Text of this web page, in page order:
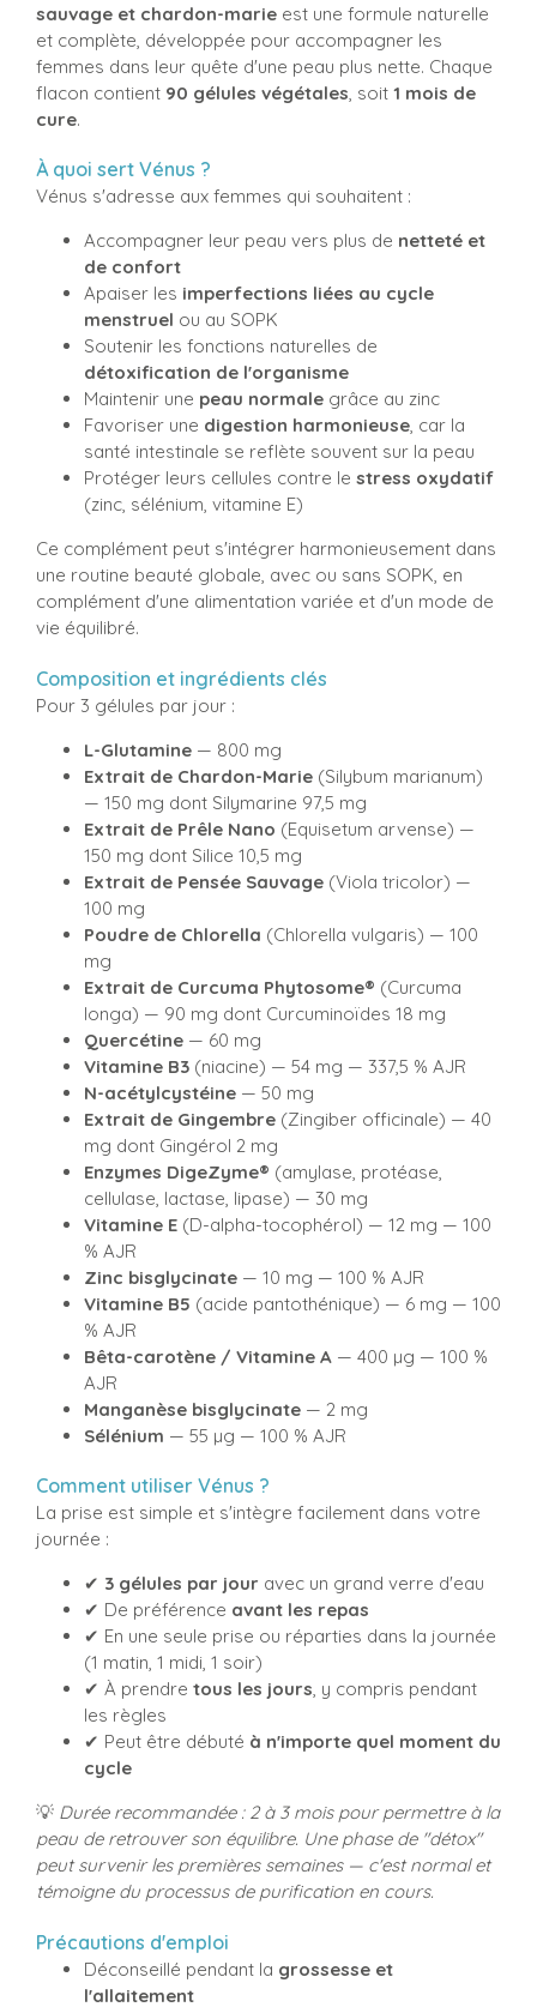
sauvage et chardon-marie est une formule naturelle
et complète, développée pour accompagner les
femmes dans leur quête d'une peau plus nette. Chaque
flacon contient 90 gélules végétales, soit 1 mois de
cure.
À quoi sert Vénus ?
Vénus s'adresse aux femmes qui souhaitent :
Accompagner leur peau vers plus de netteté et
de confort
Apaiser les imperfections liées au cycle
menstruel ou au SOPK
Soutenir les fonctions naturelles de
détoxification de l'organisme
Maintenir une peau normale grâce au zinc
Favoriser une digestion harmonieuse, car la
santé intestinale se reflète souvent sur la peau
Protéger leurs cellules contre le stress oxydatif
(zinc, sélénium, vitamine E)
Ce complément peut s'intégrer harmonieusement dans
une routine beauté globale, avec ou sans SOPK, en
complément d'une alimentation variée et d'un mode de
vie équilibré.
Composition et ingrédients clés
Pour 3 gélules par jour :
L-Glutamine — 800 mg
Extrait de Chardon-Marie (Silybum marianum)
— 150 mg dont Silymarine 97,5 mg
Extrait de Prêle Nano (Equisetum arvense) —
150 mg dont Silice 10,5 mg
Extrait de Pensée Sauvage (Viola tricolor) —
100 mg
Poudre de Chlorella (Chlorella vulgaris) — 100
mg
Extrait de Curcuma Phytosome® (Curcuma
longa) — 90 mg dont Curcuminoïdes 18 mg
Quercétine — 60 mg
Vitamine B3 (niacine) — 54 mg — 337,5 % AJR
N-acétylcystéine — 50 mg
Extrait de Gingembre (Zingiber officinale) — 40
mg dont Gingérol 2 mg
Enzymes DigeZyme® (amylase, protéase,
cellulase, lactase, lipase) — 30 mg
Vitamine E (D-alpha-tocophérol) — 12 mg — 100
% AJR
Zinc bisglycinate — 10 mg — 100 % AJR
Vitamine B5 (acide pantothénique) — 6 mg — 100
% AJR
Bêta-carotène / Vitamine A — 400 µg — 100 %
AJR
Manganèse bisglycinate — 2 mg
Sélénium — 55 µg — 100 % AJR
Comment utiliser Vénus ?
La prise est simple et s'intègre facilement dans votre
journée :
✔ 3 gélules par jour avec un grand verre d'eau
✔ De préférence avant les repas
✔ En une seule prise ou réparties dans la journée
(1 matin, 1 midi, 1 soir)
✔ À prendre tous les jours, y compris pendant
les règles
✔ Peut être débuté à n'importe quel moment du
cycle
💡 Durée recommandée : 2 à 3 mois pour permettre à la
peau de retrouver son équilibre. Une phase de "détox"
peut survenir les premières semaines — c'est normal et
témoigne du processus de purification en cours.
Précautions d'emploi
Déconseillé pendant la grossesse et
l'allaitement